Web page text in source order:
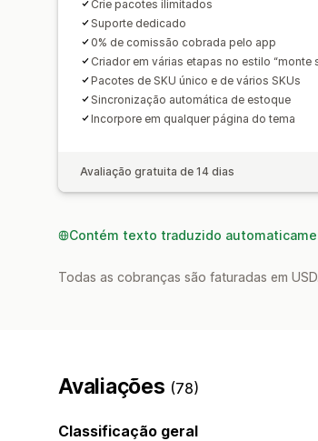
Crie pacotes ilimitados
Suporte dedicado
0% de comissão cobrada pelo app
Criador em várias etapas no estilo “monte
Pacotes de SKU único e de vários SKUs
Sincronização automática de estoque
Incorpore em qualquer página do tema
Avaliação gratuita de 14 dias
Contém texto traduzido
Todas as cobranças são faturadas em
Avaliações (78)
Classificação geral